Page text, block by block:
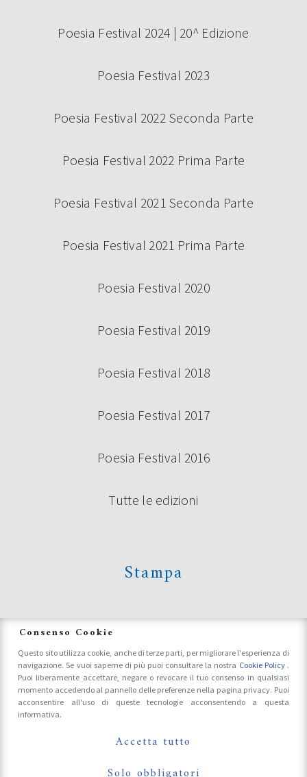
Poesia Festival 2024 | 20^ Edizione
Poesia Festival 2023
Poesia Festival 2022 Seconda Parte
Poesia Festival 2022 Prima Parte
Poesia Festival 2021 Seconda Parte
Poesia Festival 2021 Prima Parte
Poesia Festival 2020
Poesia Festival 2019
Poesia Festival 2018
Poesia Festival 2017
Poesia Festival 2016
Tutte le edizioni
Stampa
Accrediti Stampa e Fotografi
Follow Us On
Consenso Cookie
Questo sito utilizza cookie, anche di terze parti, per migliorare l'esperienza di
navigazione. Se vuoi saperne di più puoi consultare la nostra Cookie Policy .
Puoi liberamente accettare, negare o revocare il tuo consenso in qualsiasi
momento accedendo al pannello delle preferenze nella pagina privacy. Puoi
acconsentire all'uso di queste tecnologie acconsentendo a questa
informativa.
Accetta tutto